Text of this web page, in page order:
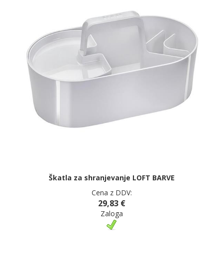
Škatla za shranjevanje LOFT BARVE
Cena z DDV:
29,83 €
Zaloga